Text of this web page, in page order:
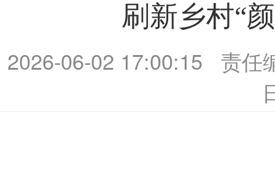
刷新乡村“
2026-06-02 17:00:15
责任